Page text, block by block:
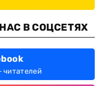
В СОЦСЕТЯХ
читателей